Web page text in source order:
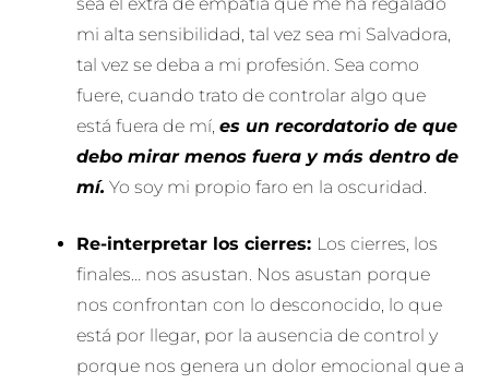
mi alta sensibilidad, tal vez sea mi Salvadora,
tal vez se deba a mi profesión. Sea como
fuere, cuando trato de controlar algo que
está fuera de mí,es un recordatorio de que
debo mirar menos fuera y más dentro de
mí. Yo soy mi propio faro en la oscuridad.
Re-interpretar los cierres: Los cierres, los
finales… nos asustan. Nos asustan porque
nos confrontan con lo desconocido, lo que
está por llegar, por la ausencia de control y
porque nos genera un dolor emocional que a